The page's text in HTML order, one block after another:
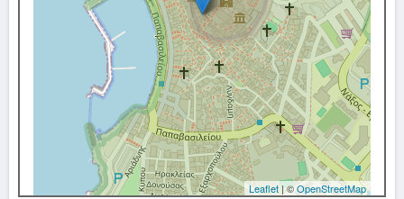
Leaflet | ©OpenStreetMap